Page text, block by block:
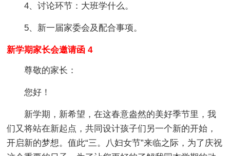
4、讨论环节：大班学什么。
5、新一届家委会及配合事项。
新学期家长会邀请函 4
尊敬的家长：
您好！
新学期，新希望，在这春意盎然的美好季节里，我
们又将站在新起点，共同设计孩子们另一个新的开始，
开启新的梦想。值此“三。八妇女节”来临之际，为了庆祝